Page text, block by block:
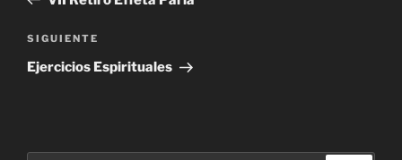
entradas
Siguiente
entrada
SIGUIENTE
Ejercicios Espirituales